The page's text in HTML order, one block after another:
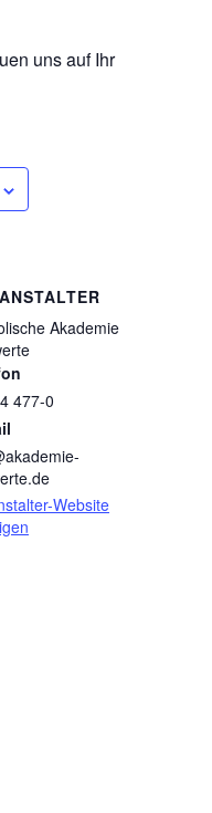
uns auf Ihr
Akademie
477-0
Website